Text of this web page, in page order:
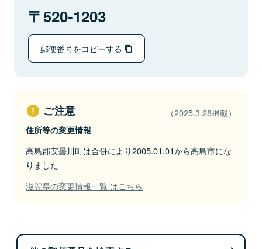
520-1203
郵便番号をコピーする
ご注意 （2025.3.28掲載）
住所等の変更情報
高島郡安曇川町は合併により2005.01.01から高島市にな
りました
滋賀県の変更情報一覧 はこちら